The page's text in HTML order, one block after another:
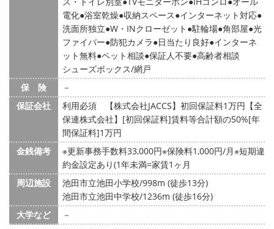
電化 浴室乾燥 収納スペース インターネット対応
洗面所独立 W・INクローゼット 駐輪場 角部屋 光
ファイバー 防犯カメラ 日当たり良好 インターネ
ット無料 ペット相談 保証人不要 高齢者相談
シューズボックス/網戸
保 険
－
保証会社
利用必須 【株式会社JACCS】初回保証料1万円【全
保連株式会社】[初回保証料]賃料等合計額の50%[年
間保証料]1万円
金銭備考
※更新事務手数料33,000円※保険料1,000円/月※短期違
約金設定あり(1年未満=家賃1ヶ月
周辺施設
池田市立池田小学校/998m (徒歩13分)
池田市立池田中学校/1236m (徒歩16分)
大学など
－